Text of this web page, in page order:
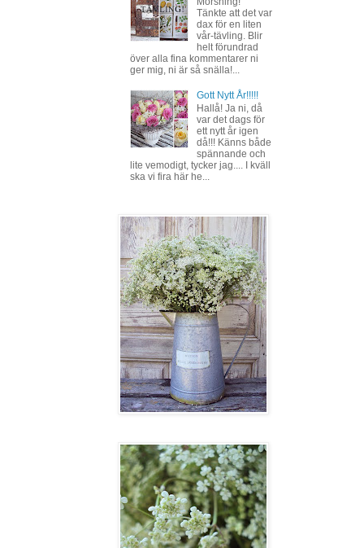
Tänkte att det var
dax för en liten
vår-tävling. Blir
helt förundrad
över alla fina kommentarer ni
ger mig, ni är så snälla!...
Gott Nytt År!!!!!
Hallå! Ja ni, då
var det dags för
ett nytt år igen
då!!! Känns både
spännande och
lite vemodigt, tycker jag.... I kväll
ska vi fira här he...